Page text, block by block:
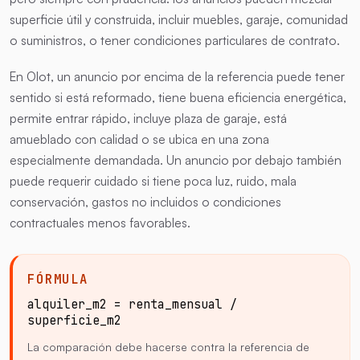
superficie útil y construida, incluir muebles, garaje, comunidad
o suministros, o tener condiciones particulares de contrato.
En Olot, un anuncio por encima de la referencia puede tener
sentido si está reformado, tiene buena eficiencia energética,
permite entrar rápido, incluye plaza de garaje, está
amueblado con calidad o se ubica en una zona
especialmente demandada. Un anuncio por debajo también
puede requerir cuidado si tiene poca luz, ruido, mala
conservación, gastos no incluidos o condiciones
contractuales menos favorables.
FÓRMULA
alquiler_m2 = renta_mensual /
superficie_m2
La comparación debe hacerse contra la referencia de